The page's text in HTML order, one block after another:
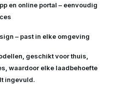
en online portal – eenvoudig
– past in elke omgeving
geschikt voorthuis,
, waardoor elke laadbehoefte
ingevuld.